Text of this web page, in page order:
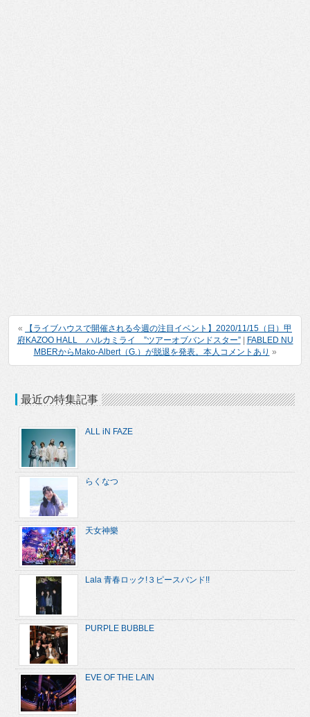
«
【ライブハウスで開催される今週の注目イベント】2020/11/15（日）甲
府KAZOO HALL ハルカミライ ”ツアーオブバンドスター”| FABLED NU
MBERからMako-Albert（G.）が脱退を発表。本人コメントあり »
最近の特集記事
ALL iN FAZE
らくなつ
天女神樂
Lala 青春ロック!３ピースバンド!!
PURPLE BUBBLE
EVE OF THE LAIN